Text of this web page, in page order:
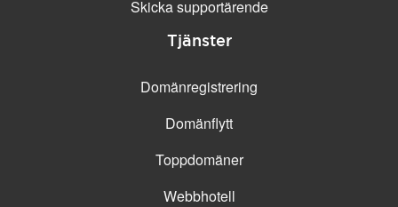
Skicka supportärende
Tjänster
Domänregistrering
Domänflytt
Toppdomäner
Webbhotell